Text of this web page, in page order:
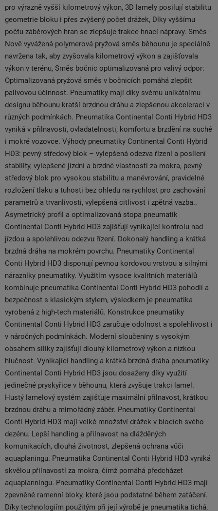
pro výrazně vyšší kilometrový výkon, 3D lamely posilují stabilitu
geometrie bloku i přes zvýšený počet drážek, Díky vyššímu
počtu záběrových hran se zlepšuje trakce hnací nápravy. Směs -
Nově vyvážená polymerová pryžová směs běhounu je speciálně
navržena tak, aby zvyšovala kilometrový výkon a zajišťovala
výkon v terénu, Směs bočnic optimalizovaná pro valivý odpor:
Optimalizovaná pryžová směs v bočnicích pomáhá zlepšit
palivovou účinnost. Pneumatiky mají díky svému unikátnímu
designu běhounu kratší brzdnou dráhu a zlepšenou akceleraci v
různých podmínkách. Pneumatika Continental Conti Hybrid HD3
vyniká v přilnavosti, ovladatelnosti, komfortu a brzdění na suché
i mokré vozovce. Výhody pneumatiky Continental Conti Hybrid
HD3: pevný středový blok – vylepšená odezva řízení a posílení
stability, vylepšené jízdní a brzdné vlastnosti za mokra, pevný
středový blok pro vysokou stabilitu a manévrování, pravidelné
rozložení tlaku a tuhosti bez ohledu na rychlost pro zachování
parametrů a trvanlivosti, vylepšená citlivost i zpětná vazba..
Asymetrický profil a optimalizovaná stopa pneumatik
Continental Conti Hybrid HD3 zajišťují vynikající kontrolu nad
jízdou a spolehlivou odezvu řízení. Dokonalý handling a krátká
brzdná dráha na mokrém povrchu. Pneumatiky Continental
Conti Hybrid HD3 disponují pevnou kordovou vrstvou a silnými
nárazníky pneumatiky. Využitím vysoce kvalitních materiálů
kombinuje pneumatika Continental Conti Hybrid HD3 pohodlí a
bezpečnost s klasickým stylem, výsledkem je pneumatika
vyrobená z high-tech materiálů. Konstrukce pneumatiky
Continental Conti Hybrid HD3 zaručuje odolnost a spolehlivost i
v náročných podmínkách. Moderní sloučeniny s vysokým
obsahem siliky zajišťují dlouhý kilometrový výkon a nízkou
hlučnost. Vynikající handling a krátká brzdná dráha pneumatiky
Continental Conti Hybrid HD3 jsou dosaženy díky využití
jedinečné pryskyřice v běhounu, která zvyšuje trakci lamel.
Hustý lamelový systém zajišťuje maximální přilnavost, krátkou
brzdnou dráhu a mimořádný záběr. Pneumatiky Continental
Conti Hybrid HD3 mají velké množství drážek v blocích svého
dezénu. Lepší handling a přilnavost na dlážděných
komunikacích, dlouhá životnost, zlepšená ochrana vůči
aquaplaningu. Pneumatika Continental Conti Hybrid HD3 vyniká
skvělou přilnavostí za mokra, čímž pomáhá předcházet
aquaplanningu. Pneumatiky Continental Conti Hybrid HD3 mají
zpevněné ramenní bloky, které jsou podstatné během zatáčení.
Díky technologiím použitým při její výrobě je pneumatika tichá.